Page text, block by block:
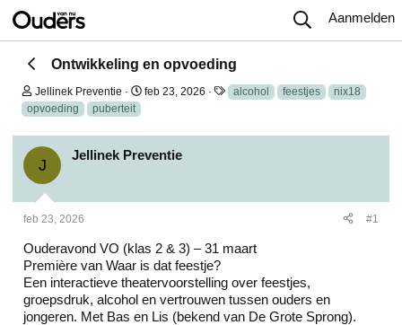
Aanmelden
Ontwikkeling en opvoeding
O
n
d
e
r
w
p
s
a
r
e
r
Jellinek Preventie
S
r
d
u
feb 23, 2026
T
s
alcohol feestjes
nix18
opvoeding
puberteit
J
Jellinek Preventie
feb 23, 2026 #1
Ouderavond VO (klas 2 & 3) – 31 maart
Première van Waar is dat feestje?
Een interactieve theatervoorstelling over feestjes,
groepsdruk, alcohol en vertrouwen tussen ouders en
jongeren. Met Bas en Lis (bekend van De Grote Sprong).